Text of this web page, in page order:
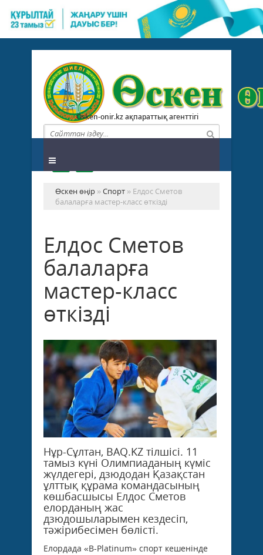
Osken-onir.kz ақпараттық агенттігі
Өскен өңір »Спорт » Елдос Сметов
балаларға мастер-класс өткізді
Елдос Сметов
балаларға
мастер-класс
өткізді
Нұр-Сұлтан, BAQ.KZ тілшісі. 11
тамыз күні Олимпиаданың күміс
жүлдегері, дзюдодан Қазақстан
ұлттық құрама командасының
көшбасшысы Елдос Сметов
елорданың жас
дзюдошыларымен кездесіп,
тәжірибесімен бөлісті.
Елордада «B-Platinum» спорт кешенінде